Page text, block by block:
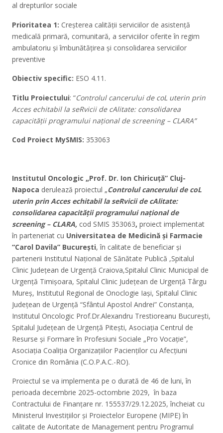
al drepturilor sociale
Prioritatea 1: Creșterea calității serviciilor de asistență
medicală primară, comunitară, a serviciilor oferite în regim
ambulatoriu și îmbunătățirea și consolidarea serviciilor
preventive
Obiectiv specific: ESO 4.11.
Titlu Proiectului: “Controlul cancerului de coL uterin prin
Acces echitabil la seRvicii de cAlitate: consolidarea
capacității programului național de screening – CLARA”
Cod Proiect MySMIS: 353063
Institutul Oncologic „Prof. Dr. Ion Chiricuță” Cluj-
Napoca derulează proiectul „Controlul cancerului de coL
uterin prin Acces echitabil la seRvicii de cAlitate:
consolidarea capacității programului național de
screening – CLARA, cod SMIS 353063, proiect implementat
în parteneriat cu Universitatea de Medicină și Farmacie
“Carol Davila” București, în calitate de beneficiar și
partenerii Institutul Național de Sănătate Publică ,Spitalul
Clinic Județean de Urgență Craiova,Spitalul Clinic Municipal de
Urgență Timișoara, Spitalul Clinic Județean de Urgență Târgu
Mureș, Institutul Regional de Onoclogie Iași, Spitalul Clinic
Județean de Urgență “Sfântul Apostol Andrei” Constanța,
Institutul Oncologic Prof.Dr.Alexandru Trestioreanu București,
Spitalul Județean de Urgență Pitești, Asociația Centrul de
Resurse și Formare în Profesiuni Sociale „Pro Vocație”,
Asociația Coaliția Organizațiilor Pacienților cu Afecțiuni
Cronice din România (C.O.P.A.C.-RO).
Proiectul se va implementa pe o durată de 46 de luni, în
perioada decembrie 2025-octombrie 2029, în baza
Contractului de Finanțare nr. 155537/29.12.2025, încheiat cu
Ministerul Investițiilor și Proiectelor Europene (MIPE) în
calitate de Autoritate de Management pentru Programul